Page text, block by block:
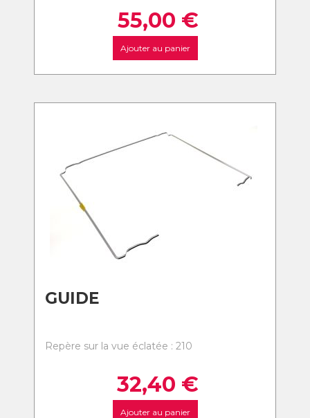
55,00 €
Ajouter au panier
GUIDE
Repère sur la vue éclatée : 210
32,40 €
Ajouter au panier